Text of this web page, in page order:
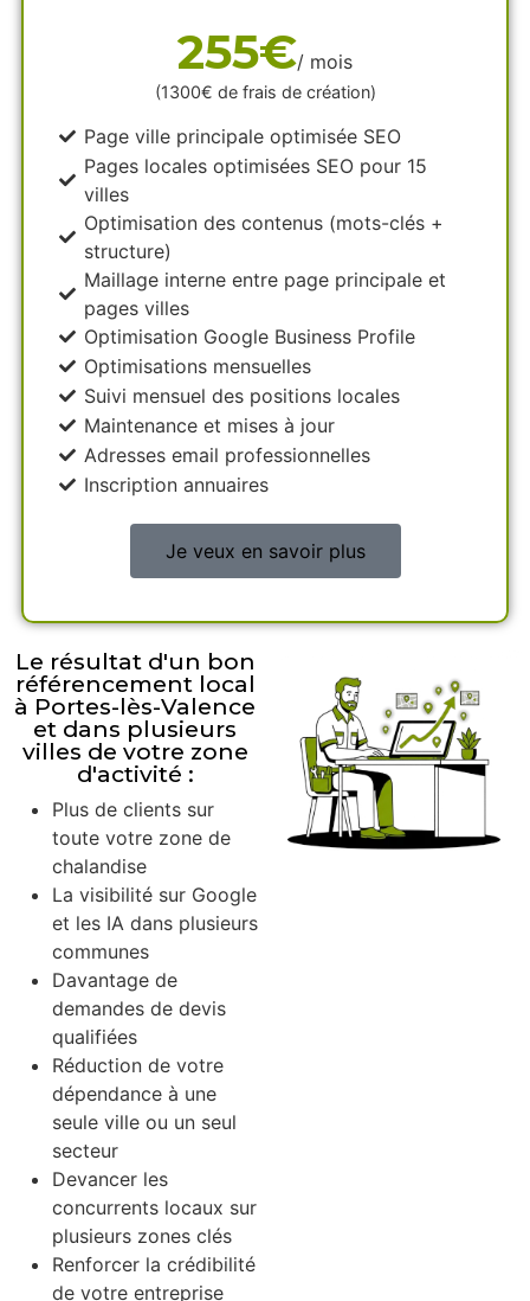
255€/ mois
(1300€ de frais de création)
Page ville principale optimisée SEO
Pages locales optimisées SEO pour 15
villes
Optimisation des contenus (mots-clés +
structure)
Maillage interne entre page principale et
pages villes
Optimisation Google Business Profile
Optimisations mensuelles
Suivi mensuel des positions locales
Maintenance et mises à jour
Adresses email professionnelles
Inscription annuaires
Je veux en savoir plus
Le résultat d'un bon
référencement local
à Portes-lès-Valence
et dans plusieurs
villes de votre zone
d'activité :
Plus de clients sur
toute votre zone de
chalandise
La visibilité sur Google
et les IA dans plusieurs
communes
Davantage de
demandes de devis
qualifiées
Réduction de votre
dépendance à une
seule ville ou un seul
secteur
Devancer les
concurrents locaux sur
plusieurs zones clés
Renforcer la crédibilité
de votre entreprise